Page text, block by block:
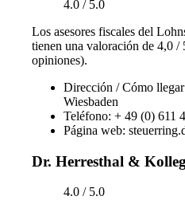
4.0 / 5.0
Los asesores fiscales del
tienen una valoración de 4,0 /
opiniones).
Dirección / Cómo
Wiesbaden
Teléfono: + 49 (0) 611
Página web:
Dr. Herresthal &
4.0 / 5.0